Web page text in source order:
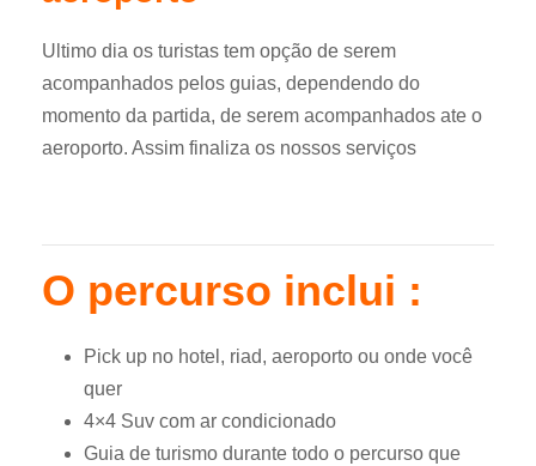
Ultimo dia os turistas tem opção de serem
acompanhados pelos guias, dependendo do
momento da partida, de serem acompanhados ate o
aeroporto. Assim finaliza os nossos serviços
O percurso inclui :
Pick up no hotel, riad, aeroporto ou onde você
quer
4×4 Suv com ar condicionado
Guia de turismo durante todo o percurso que